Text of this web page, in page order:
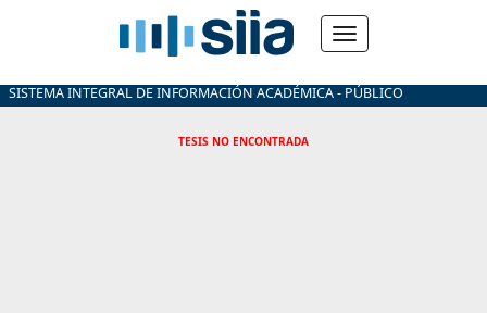
SISTEMA INTEGRAL DE INFORMACIÓN ACADÉMICA - PÚBLICO
TESIS NO ENCONTRADA